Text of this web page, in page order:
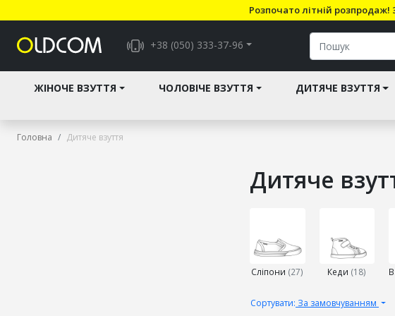
Розпочато літній
+38 (050) 333-37-96
ЖІНОЧЕ ВЗУТТЯ ЧОЛОВІЧЕ ВЗУТТЯ ДИТЯЧЕ ВЗУТТЯ
Головна Дитяче взуття
Дитяче
Сліпони (27) Кеди (18)
Сортувати: За замовчуванням